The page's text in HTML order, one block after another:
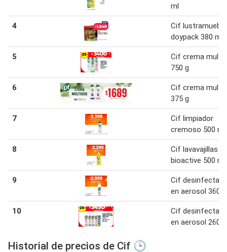
ml
4
Cif
doypack 380 ml
5
Cif crema
750 g
6
Cif crema
375 g
7
Cif limpiador
cremoso 500 ml
8
Cif lavavajillas
bioactive 500 ml
9
Cif
en aerosol 360
10
Cif
en aerosol 260 g
Historial de precios de Cif 🕒